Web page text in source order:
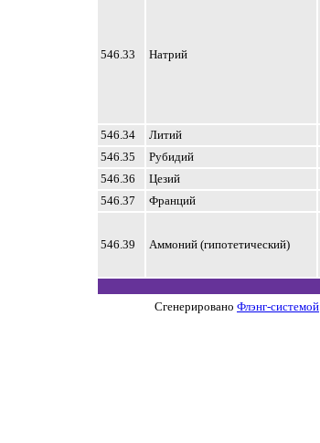
546.33 Натрий
546.34
Литий
546.35
Рубидий
546.36
Цезий
546.37
Франций
546.39 Аммоний (гипотетический)
Сгенерировано Флэнг-системой